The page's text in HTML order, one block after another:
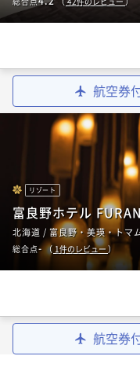
航空券
リゾート
富良野ホテル
北海道 / 富良野・美瑛・トマ
総合点-（ 1件のレビュー）
航空券